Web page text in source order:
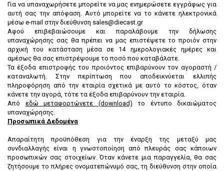
Για να υπαναχωρήσετε μπορείτε να μας ενημερώσετε εγγράφως για
αυτή σας την απόφαση. Αυτό μπορείτε να το κάνετε ηλεκτρονικά
μέσω e-mail στην διεύθυνση sales@diecast.gr
Αφού επιβεβαιώσουμε και παραλάβουμε την δήλωσης
υπαναχώρησης σας θα πρέπει να μας επιστέψετε το προιόν στην
αρχική του κατάσταση μέσα σε 14 ημερολογιακές ημέρες και
αμέσως θα σας επιστρέψουμε το ποσό που καταβάλατε.
Τα έξοδα επιστροφής του προιόντος επιβαρύνουν τον αγοραστή /
καταναλωτή. Στην περίπτωση που αποδεικνύεται ελλιπής
πληροφόρηση από την εταιρία σχετικά με αυτό το κόστος, όταν
κάνετε την αγορά, τότε τα έξοδα επιβαρύνουν την εταιρία.
Από εδώ μεταφορτώνετε (download) το έντυπο δικαιώματος
υπαναχώρησης.
Προσωπικά Δεδομένα
Απαραίτητη προϋπόθεση για την έναρξη της μεταξύ μας
συνδιαλλαγής είναι η γνωστοποίηση από πλευράς σας κάποιων
προσωπικών σας στοιχείων. Όταν κάνετε μια παραγγελία, θα σας
ζητήσουμε το πλήρες ονοματεπώνυμό σας, τη διεύθυνση στην οποία